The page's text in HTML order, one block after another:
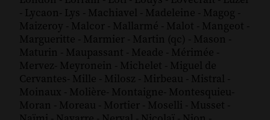
- Lycaon- Lys - Machiavel - Madeleine - Magog -
Maizeroy - Malcor - Mallarmé - Malot - Mangeot -
Margueritte - Marmier - Martin (qc) - Mason -
Maturin - Maupassant - Meade - Mérimée -
Mervez- Meyronein - Michelet - Miguel de
Cervantes- Mille - Milosz - Mirbeau - Mistral -
Moinaux - Molière- Montaigne- Montesquieu-
Moran - Moreau - Mortier - Moselli - Musset -